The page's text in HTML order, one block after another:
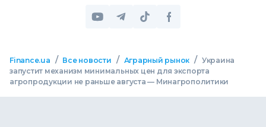
Finance.ua / Все новости / Аграрный рынок / Украина
запустит механизм минимальных цен для экспорта
агропродукции не раньше августа — Минагрополитики